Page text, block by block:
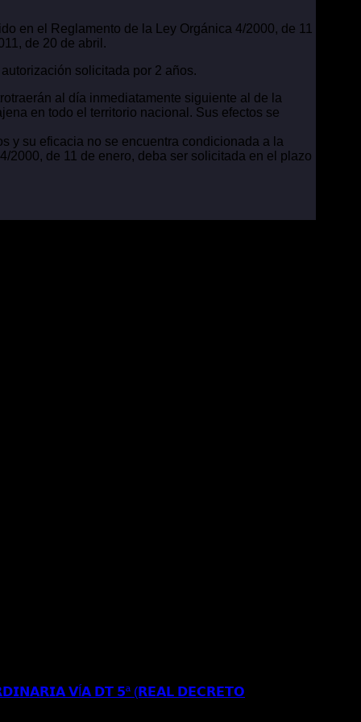
en el Reglamento de la Ley Orgánica 4/2000, de 11
de 20 de abril.
solicitada por 2 años.
al día inmediatamente siguiente al de la
en todo el territorio nacional. Sus efectos se
y su eficacia no se encuentra condicionada a la
2000, de 11 de enero, deba ser solicitada en el plazo
𝗩Í𝗔 𝗗𝗧 𝟱ª (𝗥𝗘𝗔𝗟 𝗗𝗘𝗖𝗥𝗘𝗧𝗢